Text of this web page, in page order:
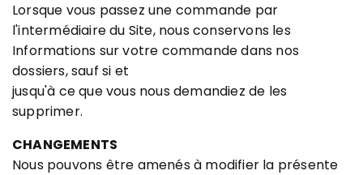
Lorsque vous passez une commande par
l'intermédiaire du Site, nous conservons les
Informations sur votre commande dans nos
dossiers, sauf si et
jusqu'à ce que vous nous demandiez de les
supprimer.
CHANGEMENTS
Nous pouvons être amenés à modifier la présente